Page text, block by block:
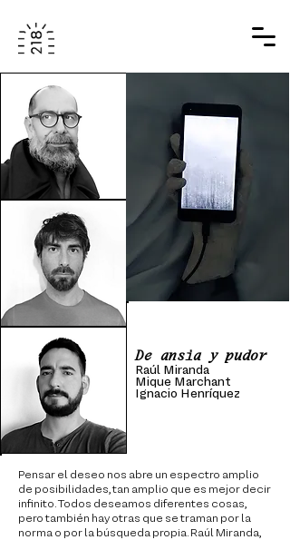
De ansia y pudor
Raúl Miranda
Mique Marchant
Ignacio Henríquez
Pensar el deseo nos abre un espectro amplio
de posibilidades, tan amplio que es mejor decir
infinito. Todos deseamos diferentes cosas,
pero también hay otras que se traman por la
norma o por la búsqueda propia. Raúl Miranda,